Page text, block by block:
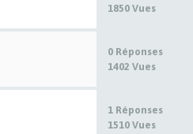
1850 Vues
0 Réponses
1402 Vues
1 Réponses
1510 Vues